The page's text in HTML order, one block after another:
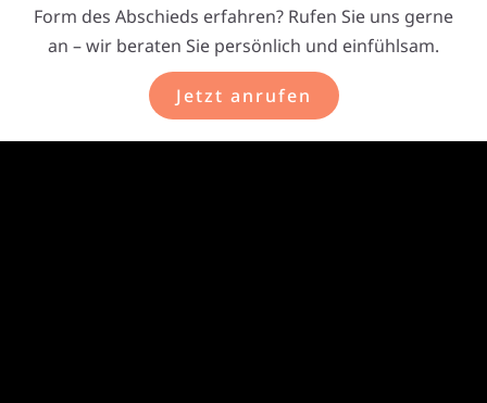
Form des Abschieds erfahren? Rufen Sie uns gerne
an – wir beraten Sie persönlich und einfühlsam.
Jetzt anrufen